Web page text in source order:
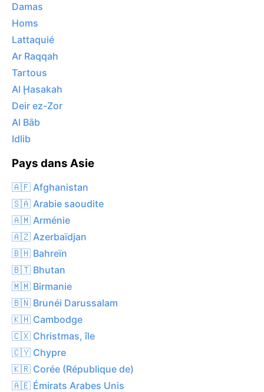
Damas
Homs
Lattaquié
Ar Raqqah
Tartous
Al Ḩasakah
Deir ez-Zor
Al Bāb
Idlib
Pays dans Asie
🇦🇫 Afghanistan
🇸🇦 Arabie saoudite
🇦🇲 Arménie
🇦🇿 Azerbaïdjan
🇧🇭 Bahreïn
🇧🇹 Bhutan
🇲🇲 Birmanie
🇧🇳 Brunéi Darussalam
🇰🇭 Cambodge
🇨🇽 Christmas, île
🇨🇾 Chypre
🇰🇷 Corée (République de)
🇦🇪 Émirats Arabes Unis